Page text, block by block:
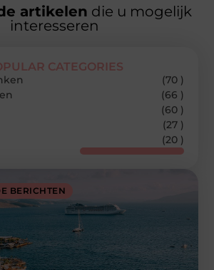
artikelen die u mogelijk
interesseren
BERICHTEN
CATEGORIES
(70 )
(66 )
(60 )
(27 )
(20 )